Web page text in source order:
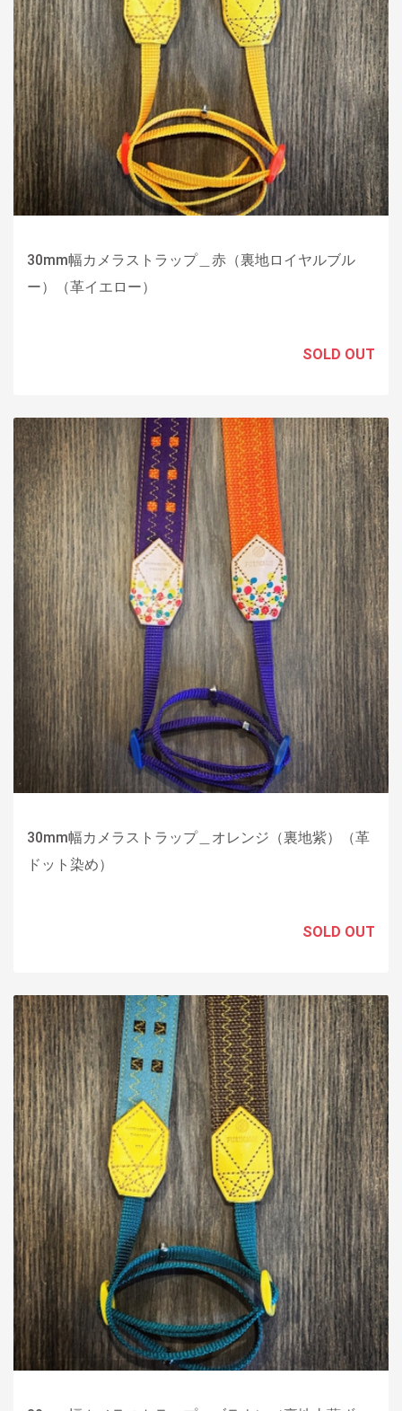
30mm幅カメラストラップ＿赤（裏地ロイヤルブル
ー）（革イエロー）
SOLD OUT
30mm幅カメラストラップ＿オレンジ（裏地紫）（革
ドット染め）
SOLD OUT